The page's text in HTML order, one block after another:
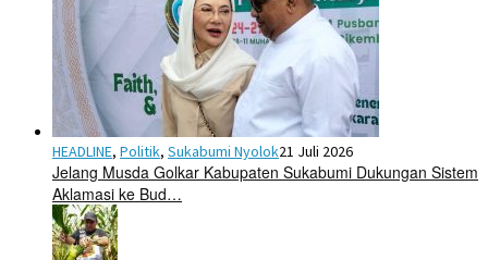
HEADLINE, Politik, Sukabumi Nyolok21 Juli 2026
Jelang Musda Golkar Kabupaten Sukabumi Dukungan Sistem
Aklamasi ke Bud…